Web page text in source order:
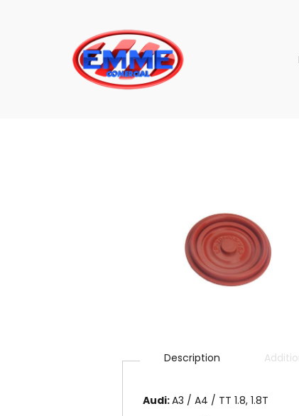
Description
Audi:A3 / A4 / TT 1.8, 1.8T